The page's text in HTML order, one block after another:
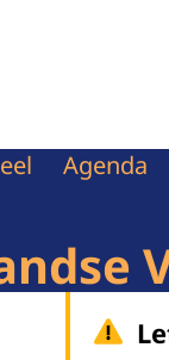
Agenda